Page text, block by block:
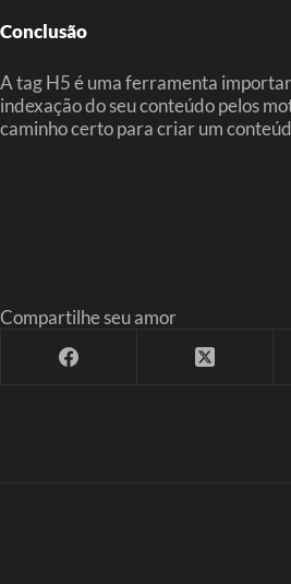
Conclusão
A tag H5 é uma ferramenta
indexação do seu conteúdo pelos
caminho certo para criar um
Compartilhe seu amor